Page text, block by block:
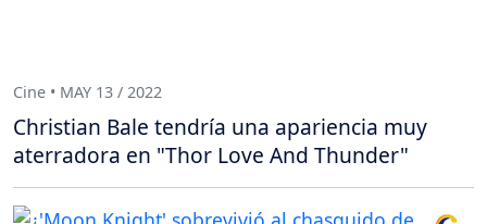
Cine • MAY 13 / 2022
Christian Bale tendría una apariencia muy
aterradora en "Thor Love And Thunder"